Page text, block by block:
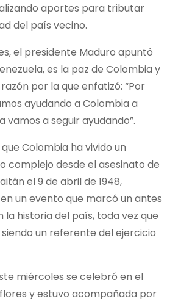
aportes para tributar
del país vecino.
el presidente Maduro apuntó
es la paz de Colombia y
por la que enfatizó: “Por
ayudando a Colombia a
vamos a seguir ayudando”.
Colombia ha vivido un
complejo desde el asesinato de
el 9 de abril de 1948,
un evento que marcó un antes
la historia del país, toda vez que
un referente del ejercicio
miércoles se celebró en el
y estuvo acompañada por